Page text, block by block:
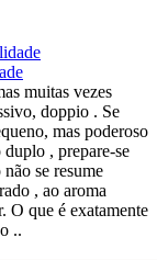
muitas vezes
doppio . Se
mas poderoso
duplo , prepare-se
se resume
, ao aroma
O que é exatamente
..